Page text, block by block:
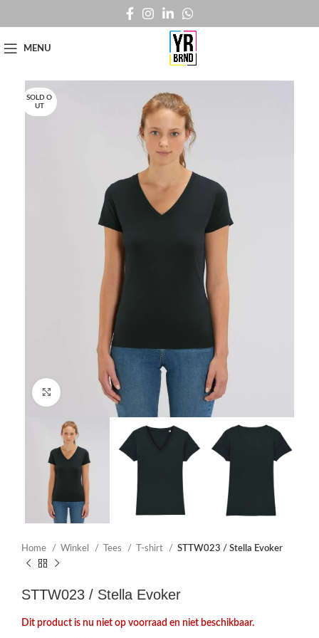
MENU
SOLD O
UT
Click to enlarge
Home Winkel Tees T-shirt STTW023 / Stella Evoker
STTW023 / Stella Evoker
Dit product is nu niet op voorraad en niet beschikbaar.